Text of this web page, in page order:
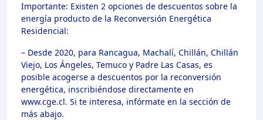
Importante: Existen 2 opciones de descuentos sobre la
energía producto de la Reconversión Energética
Residencial:
– Desde 2020, para Rancagua, Machalí, Chillán, Chillán
Viejo, Los Ángeles, Temuco y Padre Las Casas, es
posible acogerse a descuentos por la reconversión
energética, inscribiéndose directamente en
www.cge.cl. Si te interesa, infórmate en la sección de
más abajo.